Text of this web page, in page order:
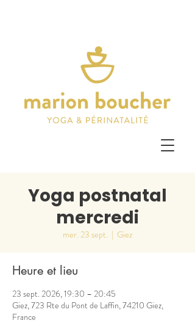
Yoga postnatal
mercredi
mer. 23 sept.
  |
Giez
Heure et lieu
23 sept. 2026, 19:30 – 20:45
Giez, 723 Rte du Pont de Laffin, 74210 Giez,
France